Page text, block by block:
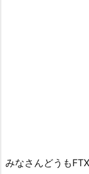
みなさんどうも